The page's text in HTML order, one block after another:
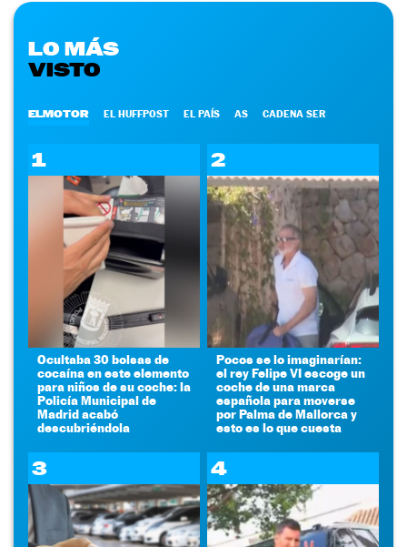
LO MÁS
VISTO
ELMOTOR EL HUFFPOST EL PAÍS AS CADENA SER
1
Ocultaba 30 bolsas de
cocaína en este elemento
para niños de su coche: la
Policía Municipal de
Madrid acabó
descubriéndola
2
Pocos se lo imaginarían:
el rey Felipe VI escoge un
coche de una marca
española para moverse
por Palma de Mallorca y
esto es lo que cuesta
3 4